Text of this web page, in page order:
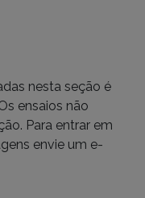
casas na ocupação